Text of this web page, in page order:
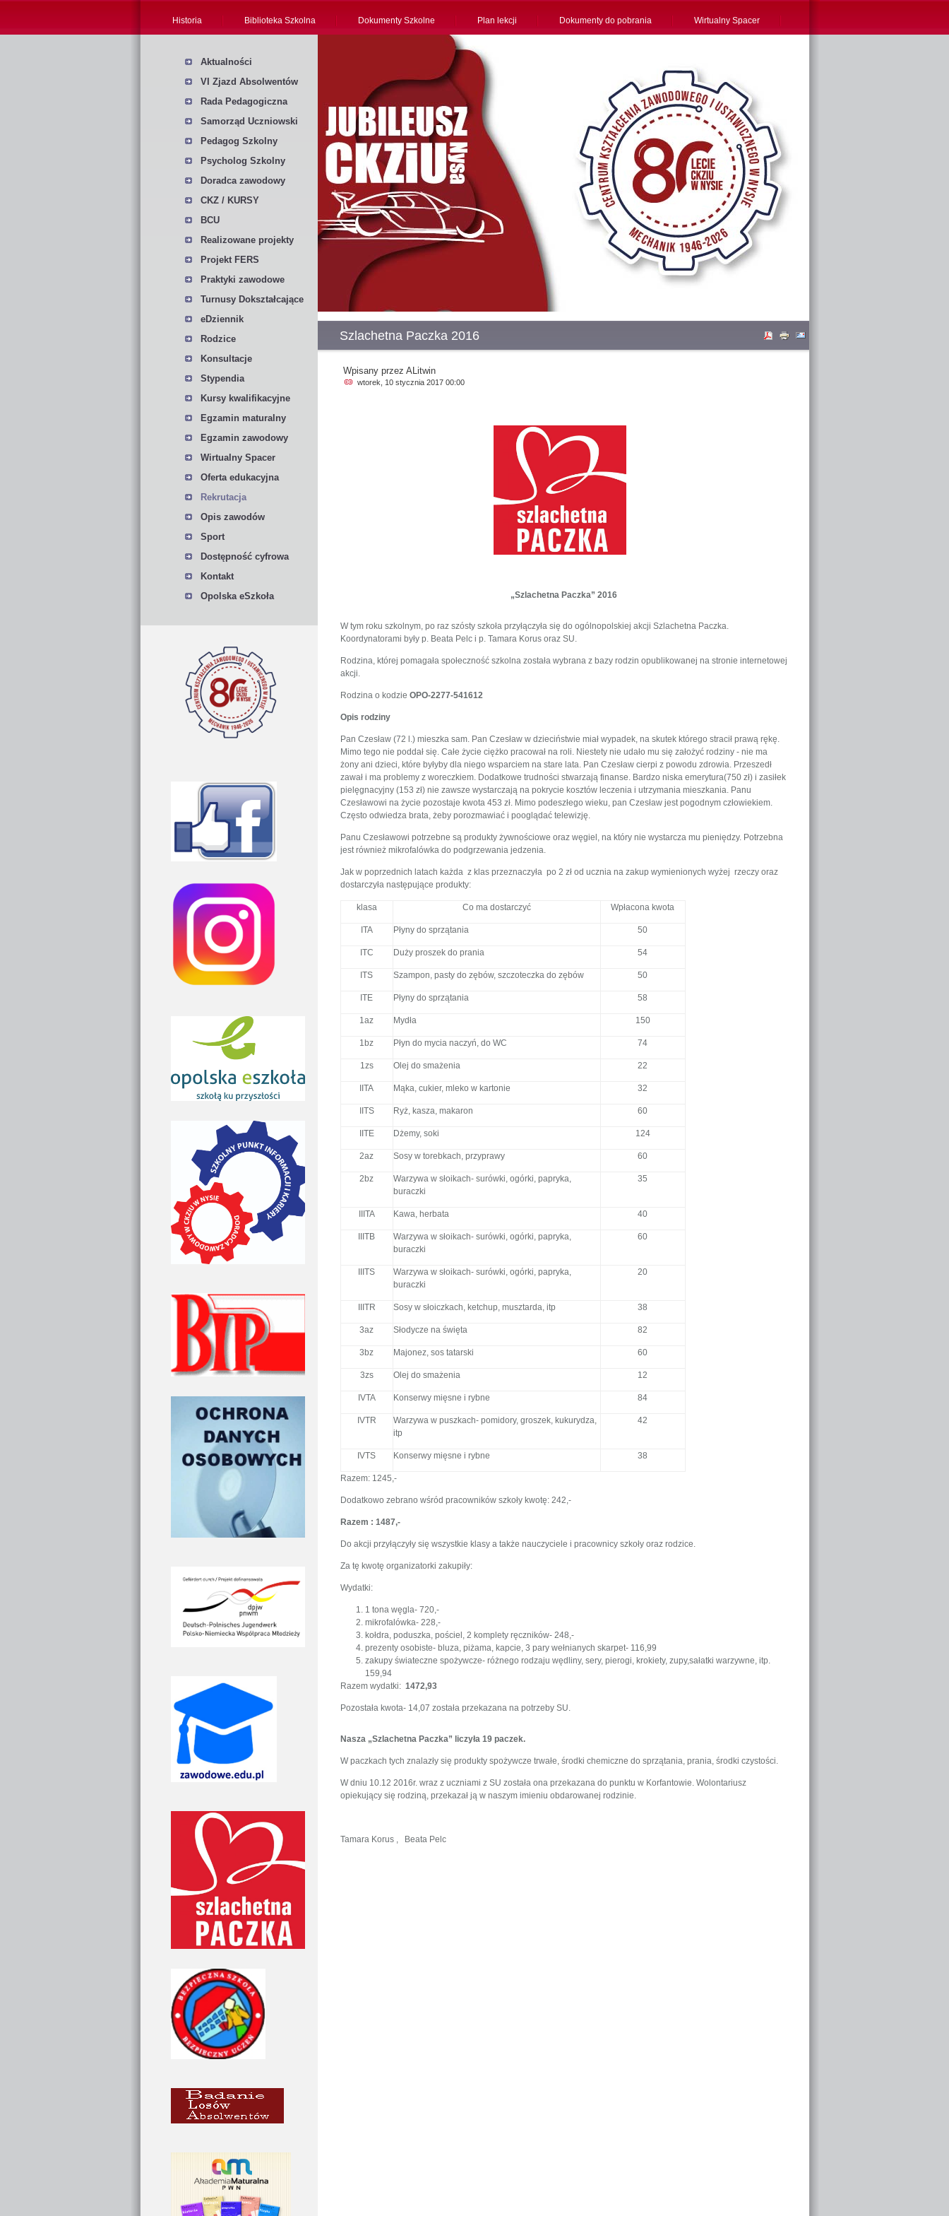
Historia Biblioteka Szkolna Dokumenty Szkolne Plan lekcji Dokumenty do pobrania Wirtualny Spacer
Aktualności
VI Zjazd Absolwentów
Rada Pedagogiczna
Samorząd Uczniowski
Pedagog Szkolny
Psycholog Szkolny
Doradca zawodowy
CKZ / KURSY
BCU
Realizowane projekty
Projekt FERS
Praktyki zawodowe
Turnusy Dokształcające
eDziennik
Rodzice
Konsultacje
Stypendia
Kursy kwalifikacyjne
Egzamin maturalny
Egzamin zawodowy
Wirtualny Spacer
Oferta edukacyjna
Rekrutacja
Opis zawodów
Sport
Dostępność cyfrowa
Kontakt
Opolska eSzkoła
Szlachetna Paczka 2016
Wpisany przez ALitwin
wtorek, 10 stycznia 2017 00:00
„Szlachetna Paczka” 2016
W tym roku szkolnym, po raz szósty szkoła przyłączyła się do ogólnopolskiej akcji Szlachetna Paczka.
Koordynatorami były p. Beata Pelc i p. Tamara Korus oraz SU.
Rodzina, której pomagała społeczność szkolna została wybrana z bazy rodzin opublikowanej na stronie internetowej
akcji.
Rodzina o kodzie OPO-2277-541612
Opis rodziny
Pan Czesław (72 l.) mieszka sam. Pan Czesław w dzieciństwie miał wypadek, na skutek którego stracił prawą rękę.
Mimo tego nie poddał się. Całe życie ciężko pracował na roli. Niestety nie udało mu się założyć rodziny - nie ma
żony ani dzieci, które byłyby dla niego wsparciem na stare lata. Pan Czesław cierpi z powodu zdrowia. Przeszedł
zawał i ma problemy z woreczkiem. Dodatkowe trudności stwarzają finanse. Bardzo niska emerytura(750 zł) i zasiłek
pielęgnacyjny (153 zł) nie zawsze wystarczają na pokrycie kosztów leczenia i utrzymania mieszkania. Panu
Czesławowi na życie pozostaje kwota 453 zł. Mimo podeszłego wieku, pan Czesław jest pogodnym człowiekiem.
Często odwiedza brata, żeby porozmawiać i pooglądać telewizję.
Panu Czesławowi potrzebne są produkty żywnościowe oraz węgiel, na który nie wystarcza mu pieniędzy. Potrzebna
jest również mikrofalówka do podgrzewania jedzenia.
Jak w poprzednich latach każda z klas przeznaczyła po 2 zł od ucznia na zakup wymienionych wyżej rzeczy oraz
dostarczyła następujące produkty:
klasa Co ma dostarczyć Wpłacona kwota
ITA Płyny do sprzątania 50
ITC Duży proszek do prania 54
ITS Szampon, pasty do zębów, szczoteczka do zębów 50
ITE Płyny do sprzątania 58
1az Mydła 150
1bz Płyn do mycia naczyń, do WC 74
1zs Olej do smażenia 22
IITA Mąka, cukier, mleko w kartonie 32
IITS Ryż, kasza, makaron 60
IITE Dżemy, soki 124
2az Sosy w torebkach, przyprawy 60
2bz
Warzywa w słoikach- surówki, ogórki, papryka,
buraczki
35
IIITA Kawa, herbata 40
IIITB
Warzywa w słoikach- surówki, ogórki, papryka,
buraczki
60
IIITS
Warzywa w słoikach- surówki, ogórki, papryka,
buraczki
20
IIITR Sosy w słoiczkach, ketchup, musztarda, itp 38
3az Słodycze na święta 82
3bz Majonez, sos tatarski 60
3zs Olej do smażenia 12
IVTA Konserwy mięsne i rybne 84
IVTR
Warzywa w puszkach- pomidory, groszek, kukurydza,
itp
42
IVTS Konserwy mięsne i rybne 38
Razem: 1245,-
Dodatkowo zebrano wśród pracowników szkoły kwotę: 242,-
Razem : 1487,-
Do akcji przyłączyły się wszystkie klasy a także nauczyciele i pracownicy szkoły oraz rodzice.
Za tę kwotę organizatorki zakupiły:
Wydatki:
1 tona węgla- 720,-
mikrofalówka- 228,-
kołdra, poduszka, pościel, 2 komplety ręczników- 248,-
prezenty osobiste- bluza, piżama, kapcie, 3 pary wełnianych skarpet- 116,99
zakupy świateczne spożywcze- różnego rodzaju wędliny, sery, pierogi, krokiety, zupy,sałatki warzywne, itp.
159,94
Razem wydatki: 1472,93
Pozostała kwota- 14,07 została przekazana na potrzeby SU.
Nasza „Szlachetna Paczka” liczyła 19 paczek.
W paczkach tych znalazły się produkty spożywcze trwałe, środki chemiczne do sprzątania, prania, środki czystości.
W dniu 10.12 2016r. wraz z uczniami z SU została ona przekazana do punktu w Korfantowie. Wolontariusz
opiekujący się rodziną, przekazał ją w naszym imieniu obdarowanej rodzinie.
Tamara Korus , Beata Pelc